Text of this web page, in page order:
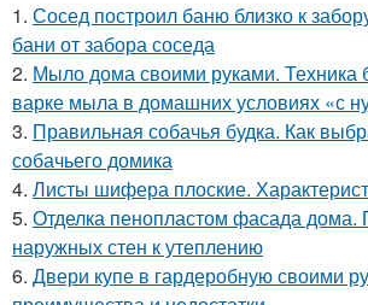
1. Сосед построил баню близко к
бани от забора соседа
2. Мыло дома своими руками. Техника
варке мыла в домашних условиях «с
3. Правильная собачья будка. Как
собачьего домика
4. Листы шифера плоские.
5. Отделка пенопластом фасада дома.
наружных стен к утеплению
6. Двери купе в гардеробную своими